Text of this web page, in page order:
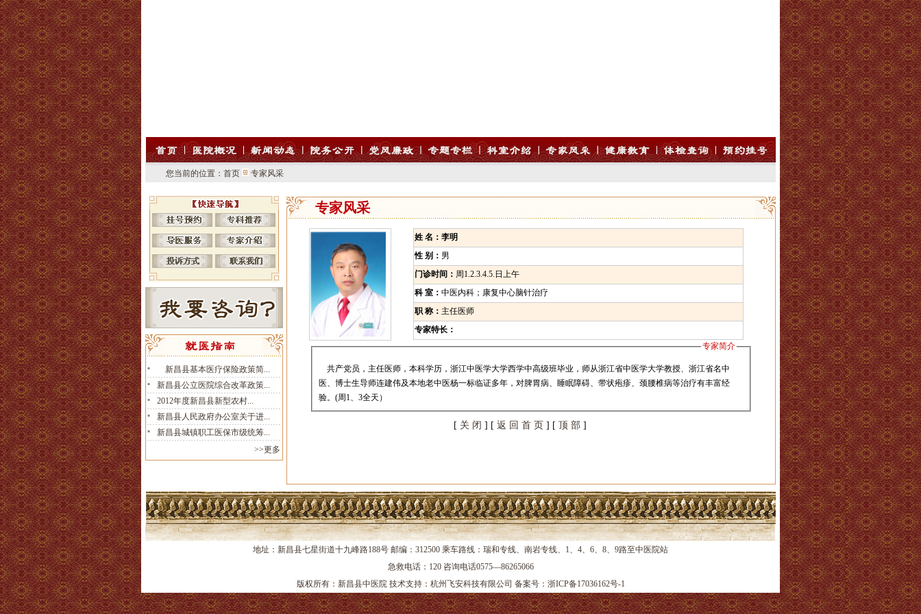
您当前的位置： 首页 专家风采
新昌县基本医疗保险政策简...
新昌县公立医院综合改革政策...
2012年度新昌县新型农村...
新昌县人民政府办公室关于进...
新昌县城镇职工医保市级统筹...
>>更多
专家风采
姓 名：李明
性 别： 男
门诊时间： 周1.2.3.4.5.日上午
科 室： 中医内科；康复中心脑针治疗
职 称： 主任医师
专家特长：
专家简介
共产党员，主任医师，本科学历，浙江中医学大学西学中高级班毕业，师从浙江省中医学大学教授、浙江省名中
医、博士生导师连建伟及本地老中医杨一标临证多年，对脾胃病、睡眠障碍、带状疱疹、颈腰椎病等治疗有丰富经
验。(周1、3全天）
[ 关 闭 ] [ 返 回 首 页 ] [ 顶 部]
地址：新昌县七星街道十九峰路188号 邮编：312500 乘车路线：瑞和专线、南岩专线、1、4、6、8、9路至中医院站
急救电话：120 咨询电话0575—86265066
版权所有：新昌县中医院 技术支持：杭州飞安科技有限公司 备案号： 浙ICP备17036162号-1